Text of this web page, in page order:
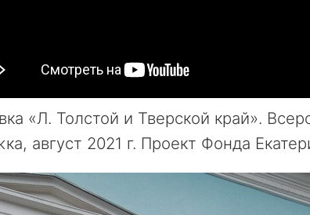
«Л. Толстой и Тверской край».
август 2021 г. Проект Фонда